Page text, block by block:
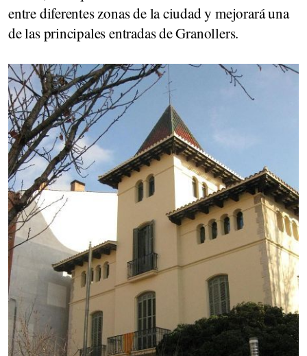
entre diferentes zonas de la ciudad y mejorará una
de las principales entradas de Granollers.